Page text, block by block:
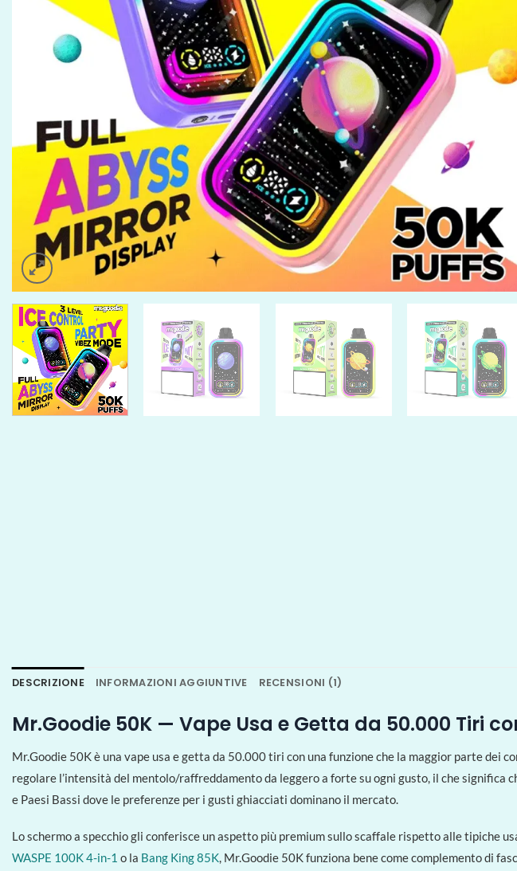
DESCRIZIONE INFORMAZIONI AGGIUNTIVE RECENSIONI (1)
Mr.Goodie 50K — Vape Usa e Getta da 50.000 Tiri
Mr.Goodie 50K è una vape usa e getta da 50.000 tiri con una funzione che la maggior parte
regolare l’intensità del mentolo/raffreddamento da leggero a forte su ogni gusto, il che
e Paesi Bassi dove le preferenze per i gusti ghiacciati dominano il mercato.
Lo schermo a specchio gli conferisce un aspetto più premium sullo scaffale rispetto alle tipiche
WASPE 100K 4-in-1 o la Bang King 85K, Mr.Goodie 50K funziona bene come complemento di